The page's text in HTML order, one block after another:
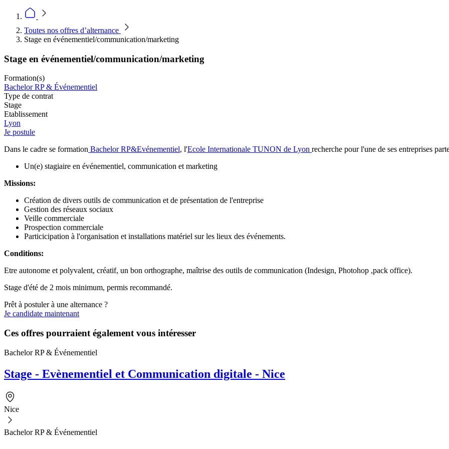
Toutes nos offres d’alternance
Stage en événementiel/communication/marketing
Stage en événementiel/communication/marketing
Formation(s)
Bachelor RP & Événementiel
Type de contrat
Stage
Etablissement
Lyon
Je postule
Dans le cadre se formation Bachelor RP&Evénementiel, l'Ecole Internationale TUNON de Lyon recherche pour l'une de ses entreprises
Un(e) stagiaire en événementiel, communication et marketing
Missions:
Création de divers outils de communication et de présentation de l'entreprise
Gestion des réseaux sociaux
Veille commerciale
Prospection commerciale
Particicipation à l'organisation et installations matériel sur les lieux des événements.
Conditions:
Etre autonome et polyvalent, créatif, un bon orthographe, maîtrise des outils de communication (Indesign, Photohop ,pack office).
Stage d'été de 2 mois minimum, permis recommandé.
Prêt à postuler à une alternance ?
Je candidate maintenant
Ces offres pourraient également vous intéresser
Bachelor RP & Événementiel
Stage - Evènementiel et Communication digitale - Nice
Nice
Bachelor RP & Événementiel